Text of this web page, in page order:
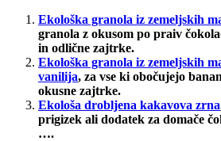
Ekološka granola iz zemeljskih
granola z okusom po praiv
in odlične zajtrke.
Ekološka granola iz zemeljskih
vanilija, za vse ki obočujejo
okusne zajtrke.
Ekološa drobljena kakavova zrna
prigizek ali dodatek za domače
….